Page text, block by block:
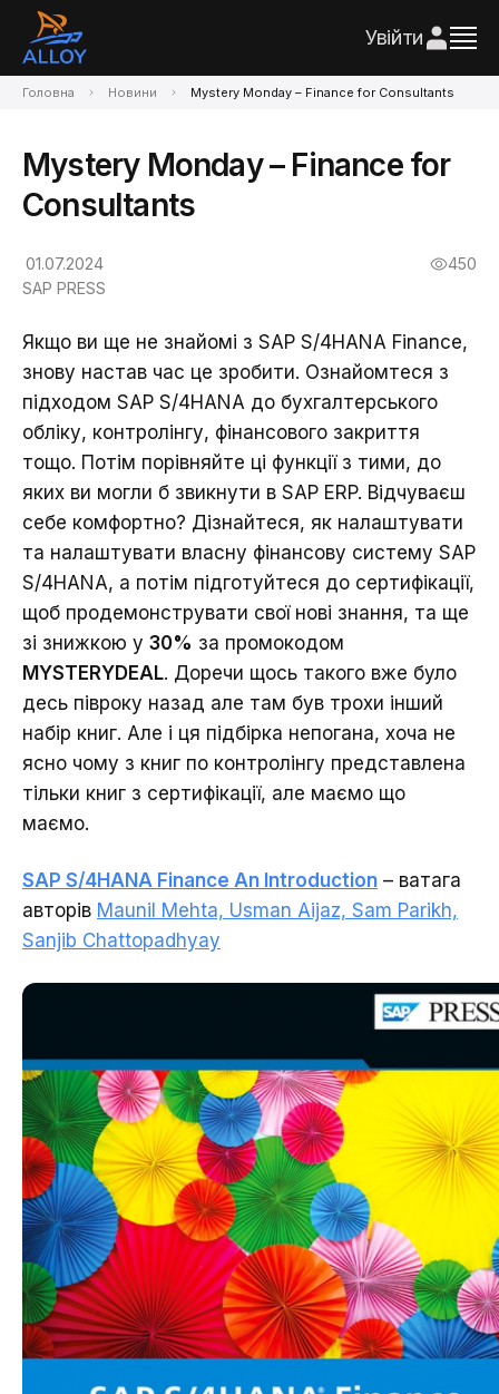
Увійти
Головна Новини Mystery Monday – Finance for Consultants
Mystery Monday – Finance for
Consultants
01.07.2024
SAP PRESS
450
Якщо ви ще не знайомі з SAP S/4HANA Finance,
знову настав час це зробити. Ознайомтеся з
підходом SAP S/4HANA до бухгалтерського
обліку, контролінгу, фінансового закриття
тощо. Потім порівняйте ці функції з тими, до
яких ви могли б звикнути в SAP ERP. Відчуваєш
себе комфортно? Дізнайтеся, як налаштувати
та налаштувати власну фінансову систему SAP
S/4HANA, а потім підготуйтеся до сертифікації,
щоб продемонструвати свої нові знання, та ще
зі знижкою у 30% за промокодом
MYSTERYDEAL. Доречи щось такого вже було
десь півроку назад але там був трохи інший
набір книг. Але і ця підбірка непогана, хоча не
ясно чому з книг по контролінгу представлена
тільки книг з сертифікації, але маємо що
маємо.
SAP S/4HANA Finance An Introduction – ватага
авторів Maunil Mehta, Usman Aijaz, Sam Parikh,
Sanjib Chattopadhyay